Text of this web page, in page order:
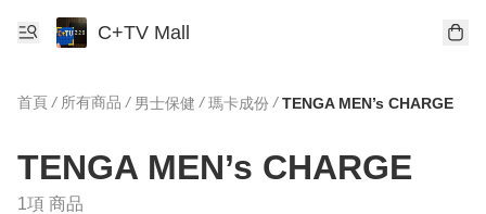
C+TV Mall
首頁 / 所有商品 / 男士保健 / 瑪卡成份 / TENGA MEN’s CHARGE
TENGA MEN’s CHARGE
1項 商品